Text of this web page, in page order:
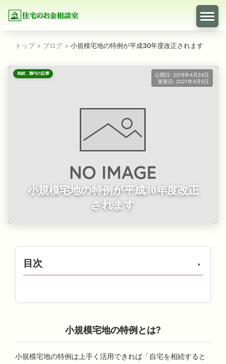
トップ> ブログ > 小規模宅地の特例が平成30年度改正されます
小規模宅地の特例が平成30年度改正
されます
相続、贈与の記事
公開日: 2018年4月24日
更新日: 2021年4月5日
目次
小規模宅地の特例とは?
小規模宅地の特例は上手く活用できれば「自宅を相続すると